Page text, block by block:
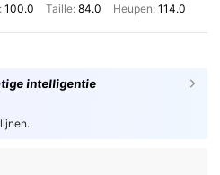
100.0 Taille: 84.0 Heupen: 114.0
intelligentie